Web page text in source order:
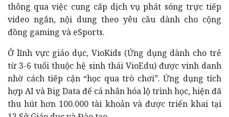
thông qua việc cung cấp dịch vụ phát sóng trực tiếp
video ngắn, nội dung theo yêu cầu dành cho cộng
đồng gaming và eSports.
Ở lĩnh vực giáo dục, VioKids (Ứng dụng dành cho trẻ
từ 3-6 tuổi thuộc hệ sinh thái VioEdu) được vinh danh
nhờ cách tiếp cận “học qua trò chơi”. Ứng dụng tích
hợp AI và Big Data để cá nhân hóa lộ trình học, hiện đã
thu hút hơn 100.000 tài khoản và được triển khai tại